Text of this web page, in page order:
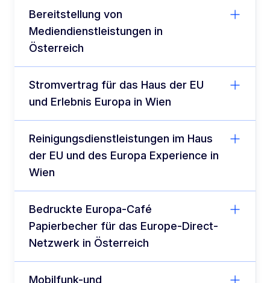
Bereitstellung von
Mediendienstleistungen in
Österreich
Stromvertrag für das Haus der EU
und Erlebnis Europa in Wien
Reinigungsdienstleistungen im Haus
der EU und des Europa Experience in
Wien
Bedruckte Europa-Café
Papierbecher für das Europe-Direct-
Netzwerk in Österreich
Mobilfunk-und